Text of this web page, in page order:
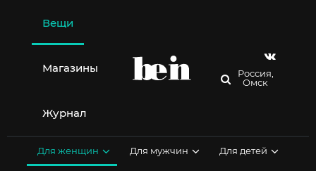
содержимому
Вещи
Магазины
Журнал
Россия,
Омск
Для женщин Для мужчин Для детей